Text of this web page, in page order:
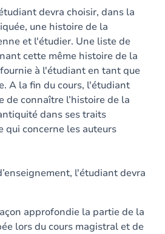
devra choisir, dans la
une histoire de la
et l'étudier. Une liste de
cette même histoire de la
à l'étudiant en tant que
A la fin du cours, l'étudiant
de connaître l’histoire de la
dans ses traits
qui concerne les auteurs
l'étudiant devra
approfondie la partie de la
lors du cours magistral et de